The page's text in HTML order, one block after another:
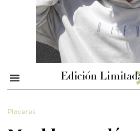
Placeres